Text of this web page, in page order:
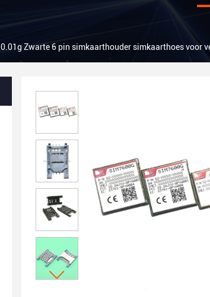
0.01g Zwarte 6 pin simkaarthouder simkaarthoes voor